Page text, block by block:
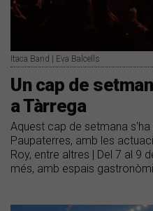
Itaca Band | Eva Balcells
Un cap de
a Tàrrega
Aquest cap de setmana
Paupaterres, amb les
Roy, entre altres | Del 7 al 9
més, amb espais